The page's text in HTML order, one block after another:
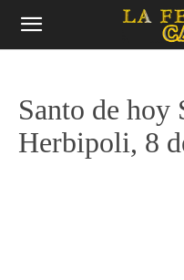
Santo de hoy
Herbipoli, 8